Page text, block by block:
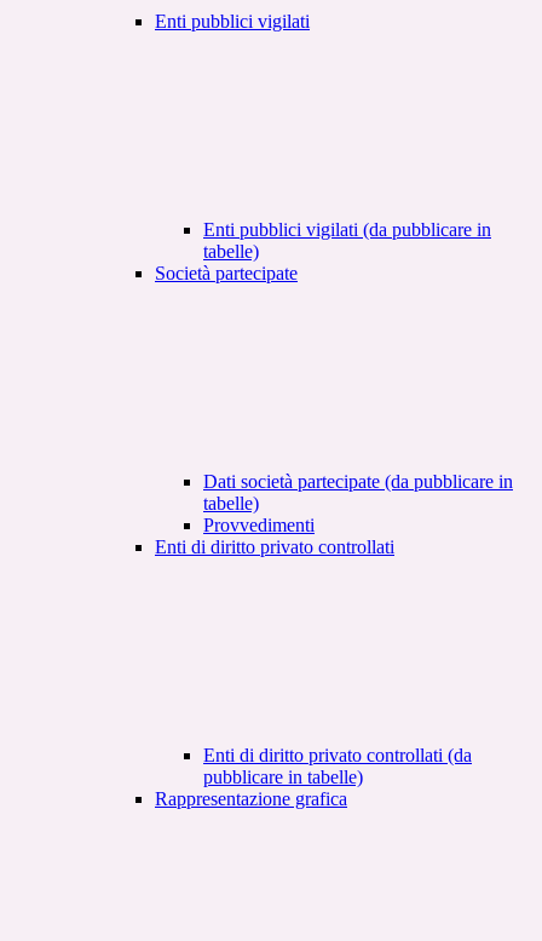
Enti pubblici vigilati
Enti pubblici vigilati (da pubblicare in
tabelle)
Società partecipate
Dati società partecipate (da pubblicare in
tabelle)
Provvedimenti
Enti di diritto privato controllati
Enti di diritto privato controllati (da
pubblicare in tabelle)
Rappresentazione grafica